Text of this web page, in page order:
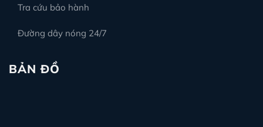
Tra cứu bảo hành
Đường dây nóng 24/7
BẢN ĐỒ